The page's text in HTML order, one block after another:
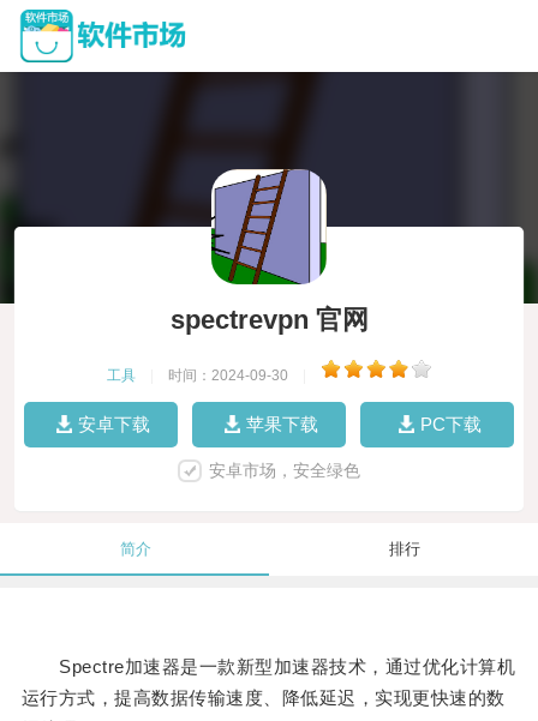
spectrevpn 官网
工具 时间：2024-09-30
安卓下载 苹果下载 PC下载
安卓市场，安全绿色
简介 排行
Spectre加速器是一款新型加速器技术，通过优化计算机
运行方式，提高数据传输速度、降低延迟，实现更快速的数